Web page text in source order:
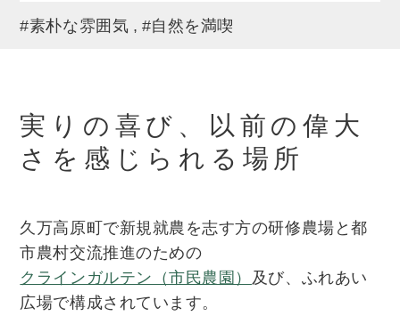
#素朴な雰囲気
#自然を満喫
実りの喜び、以前の偉大
さを感じられる場所
久万高原町で新規就農を志す方の研修農場と都
市農村交流推進のための
クラインガルテン（市民農園）
及び、ふれあい
広場で構成されています。